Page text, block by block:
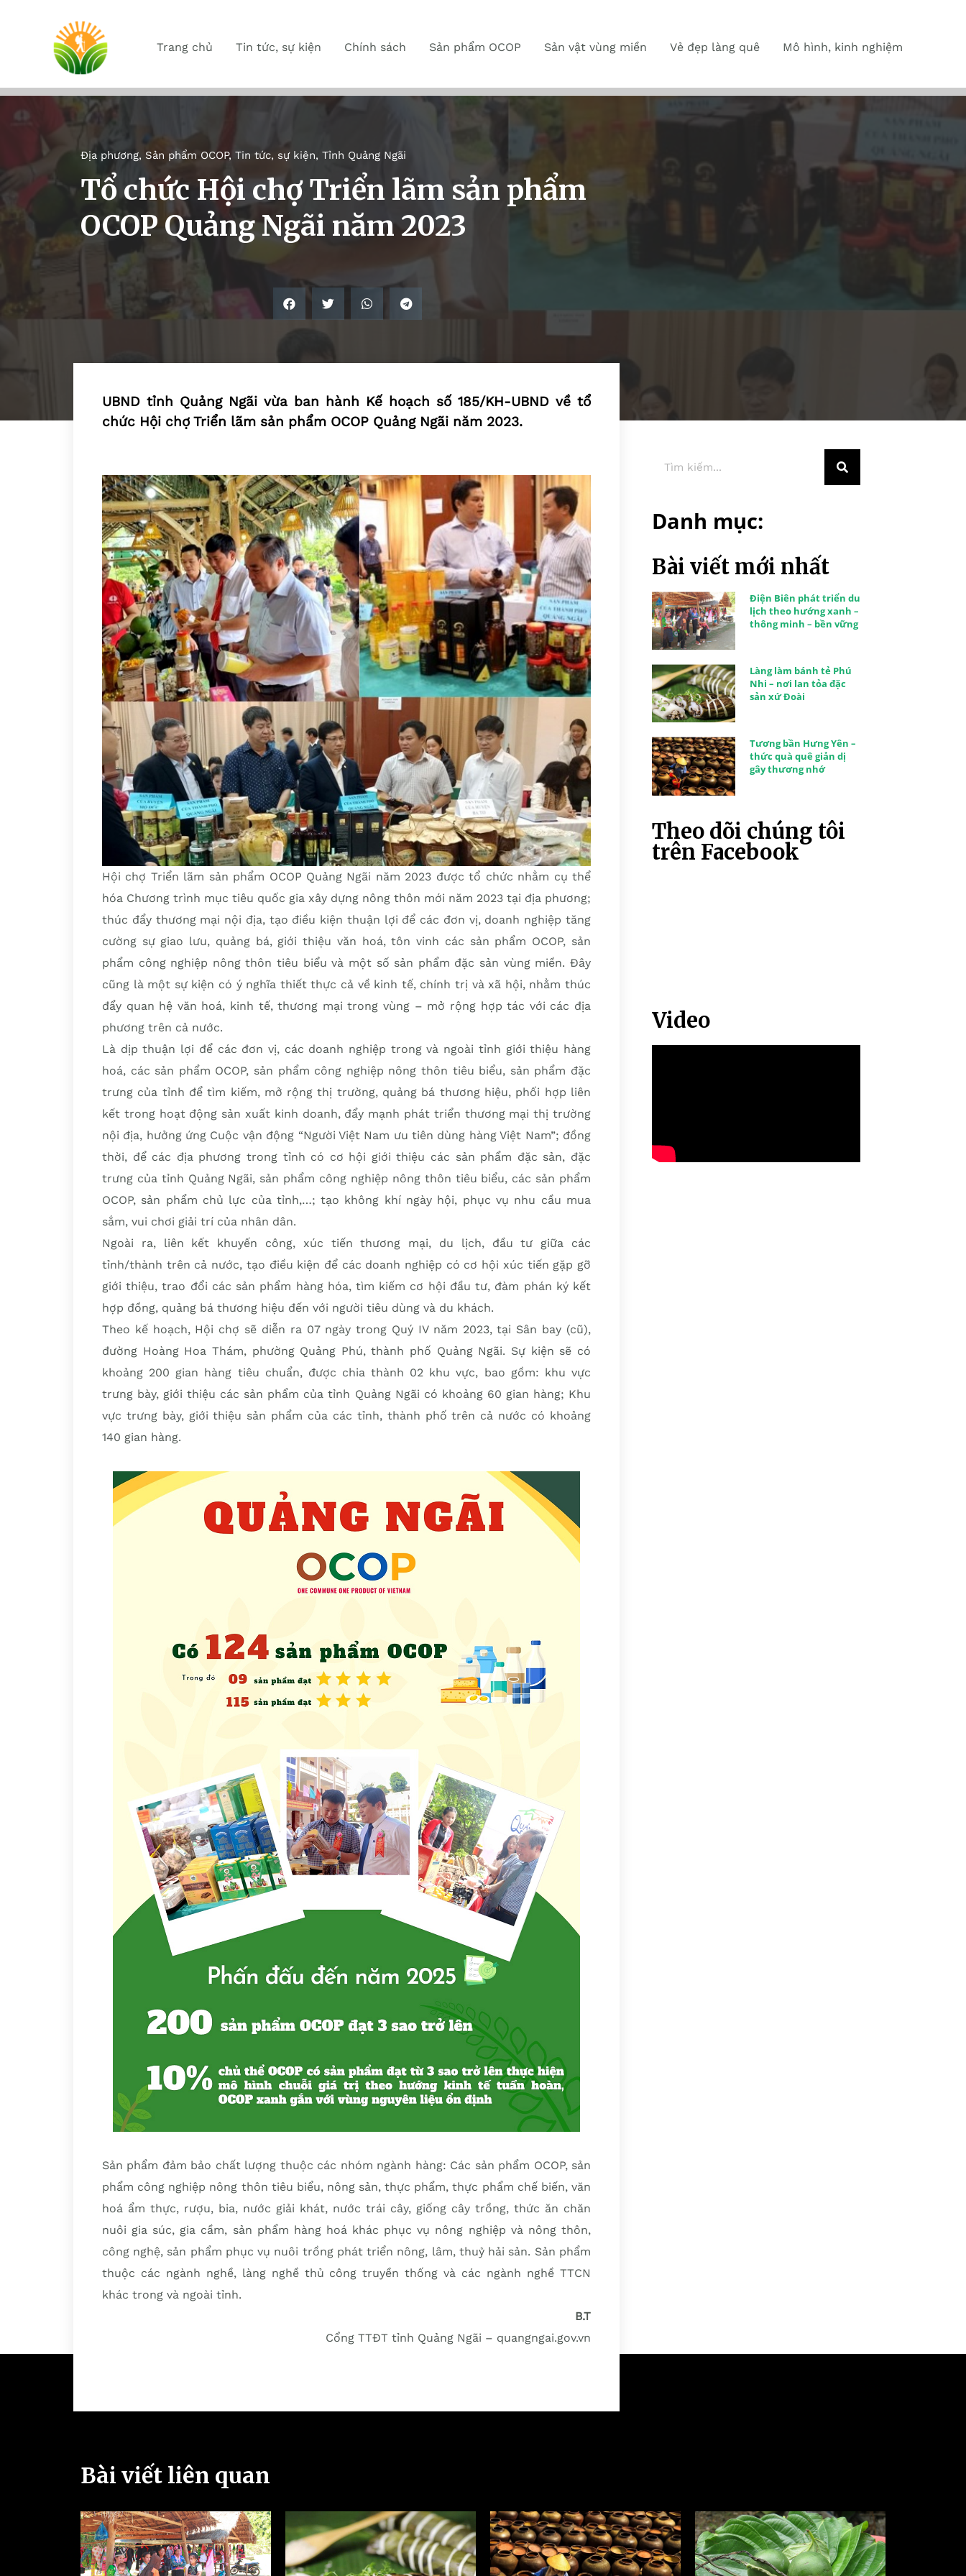
Trang chủ Tin tức, sự kiện Chính sách Sản phẩm OCOP Sản vật vùng miền Vẻ đẹp làng quê Mô hình, kinh nghiệm
Địa phương, Sản phẩm OCOP, Tin tức, sự kiện, Tỉnh Quảng Ngãi
Tổ chức Hội chợ Triển lãm sản phẩm
OCOP Quảng Ngãi năm 2023
UBND tỉnh Quảng Ngãi vừa ban hành Kế hoạch số 185/KH-UBND về tổ
chức Hội chợ Triển lãm sản phẩm OCOP Quảng Ngãi năm 2023.
Hội chợ Triển lãm sản phẩm OCOP Quảng Ngãi năm 2023 được tổ chức nhằm cụ thể
hóa Chương trình mục tiêu quốc gia xây dựng nông thôn mới năm 2023 tại địa phương;
thúc đẩy thương mại nội địa, tạo điều kiện thuận lợi để các đơn vị, doanh nghiệp tăng
cường sự giao lưu, quảng bá, giới thiệu văn hoá, tôn vinh các sản phẩm OCOP, sản
phẩm công nghiệp nông thôn tiêu biểu và một số sản phẩm đặc sản vùng miền. Đây
cũng là một sự kiện có ý nghĩa thiết thực cả về kinh tế, chính trị và xã hội, nhằm thúc
đẩy quan hệ văn hoá, kinh tế, thương mại trong vùng – mở rộng hợp tác với các địa
phương trên cả nước.
Là dịp thuận lợi để các đơn vị, các doanh nghiệp trong và ngoài tỉnh giới thiệu hàng
hoá, các sản phẩm OCOP, sản phẩm công nghiệp nông thôn tiêu biểu, sản phẩm đặc
trưng của tỉnh để tìm kiếm, mở rộng thị trường, quảng bá thương hiệu, phối hợp liên
kết trong hoạt động sản xuất kinh doanh, đẩy mạnh phát triển thương mại thị trường
nội địa, hưởng ứng Cuộc vận động “Người Việt Nam ưu tiên dùng hàng Việt Nam”; đồng
thời, để các địa phương trong tỉnh có cơ hội giới thiệu các sản phẩm đặc sản, đặc
trưng của tỉnh Quảng Ngãi, sản phẩm công nghiệp nông thôn tiêu biểu, các sản phẩm
OCOP, sản phẩm chủ lực của tỉnh,…; tạo không khí ngày hội, phục vụ nhu cầu mua
sắm, vui chơi giải trí của nhân dân.
Ngoài ra, liên kết khuyến công, xúc tiến thương mại, du lịch, đầu tư giữa các
tỉnh/thành trên cả nước, tạo điều kiện để các doanh nghiệp có cơ hội xúc tiến gặp gỡ
giới thiệu, trao đổi các sản phẩm hàng hóa, tìm kiếm cơ hội đầu tư, đàm phán ký kết
hợp đồng, quảng bá thương hiệu đến với người tiêu dùng và du khách.
Theo kế hoạch, Hội chợ sẽ diễn ra 07 ngày trong Quý IV năm 2023, tại Sân bay (cũ),
đường Hoàng Hoa Thám, phường Quảng Phú, thành phố Quảng Ngãi. Sự kiện sẽ có
khoảng 200 gian hàng tiêu chuẩn, được chia thành 02 khu vực, bao gồm: khu vực
trưng bày, giới thiệu các sản phẩm của tỉnh Quảng Ngãi có khoảng 60 gian hàng; Khu
vực trưng bày, giới thiệu sản phẩm của các tỉnh, thành phố trên cả nước có khoảng
140 gian hàng.
Sản phẩm đảm bảo chất lượng thuộc các nhóm ngành hàng: Các sản phẩm OCOP, sản
phẩm công nghiệp nông thôn tiêu biểu, nông sản, thực phẩm, thực phẩm chế biến, văn
hoá ẩm thực, rượu, bia, nước giải khát, nước trái cây, giống cây trồng, thức ăn chăn
nuôi gia súc, gia cầm, sản phẩm hàng hoá khác phục vụ nông nghiệp và nông thôn,
công nghệ, sản phẩm phục vụ nuôi trồng phát triển nông, lâm, thuỷ hải sản. Sản phẩm
thuộc các ngành nghề, làng nghề thủ công truyền thống và các ngành nghề TTCN
khác trong và ngoài tỉnh.
B.T
Cổng TTĐT tỉnh Quảng Ngãi – quangngai.gov.vn
Danh mục:
Bài viết mới nhất
Điện Biên phát triển du
lịch theo hướng xanh –
thông minh – bền vững
Làng làm bánh tẻ Phú
Nhi – nơi lan tỏa đặc
sản xứ Đoài
Tương bần Hưng Yên –
thức quà quê giản dị
gây thương nhớ
Theo dõi chúng tôi
trên Facebook
Video
Bài viết liên quan